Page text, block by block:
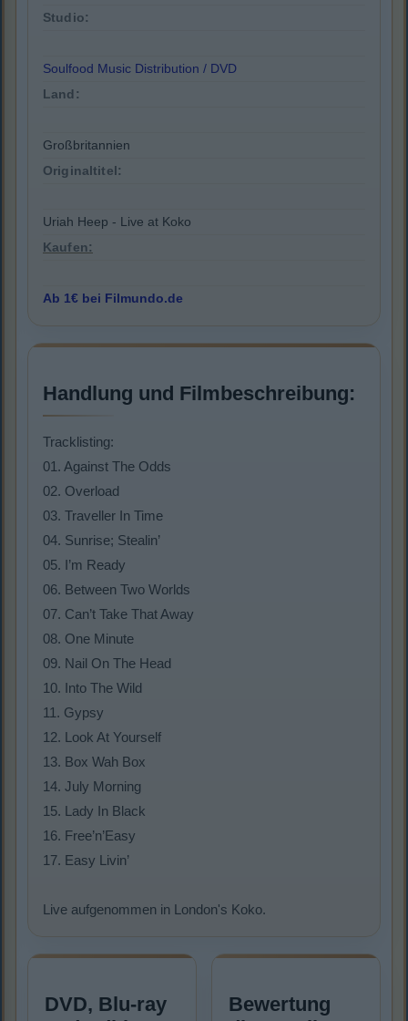
Studio:
Soulfood Music Distribution / DVD
Land:
Großbritannien
Originaltitel:
Uriah Heep - Live at Koko
Kaufen:
Ab 1€ bei Filmundo.de
Handlung und Filmbeschreibung:
Tracklisting:
01. Against The Odds
02. Overload
03. Traveller In Time
04. Sunrise; Stealin’
05. I’m Ready
06. Between Two Worlds
07. Can’t Take That Away
08. One Minute
09. Nail On The Head
10. Into The Wild
11. Gypsy
12. Look At Yourself
13. Box Wah Box
14. July Morning
15. Lady In Black
16. Free’n’Easy
17. Easy Livin’
Live aufgenommen in London's Koko.
DVD, Blu-ray
Bewertung